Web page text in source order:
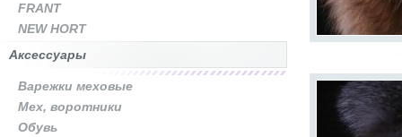
FRANT
NEW HORT
Аксессуары
Варежки меховые
Мех, воротники
Обувь